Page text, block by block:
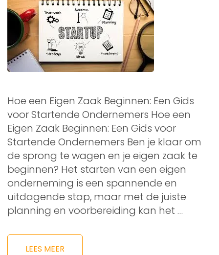
Hoe een Eigen Zaak Beginnen: Een Gids
voor Startende Ondernemers Hoe een
Eigen Zaak Beginnen: Een Gids voor
Startende Ondernemers Ben je klaar om
de sprong te wagen en je eigen zaak te
beginnen? Het starten van een eigen
onderneming is een spannende en
uitdagende stap, maar met de juiste
planning en voorbereiding kan het …
LEES MEER